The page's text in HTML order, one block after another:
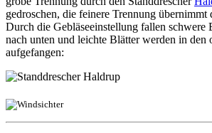
gedroschen, die feinere Trennung übernimmt
Durch die Gebläseeinstellung fallen schwere
nach unten und leichte Blätter werden in den
aufgefangen: